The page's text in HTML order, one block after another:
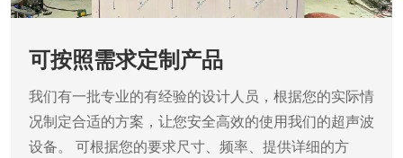
可按照需求定制产品
我们有一批专业的有经验的设计人员，根据您的实际情
况制定合适的方案，让您安全高效的使用我们的超声波
设备。
可根据您的要求尺寸、频率、提供详细的方